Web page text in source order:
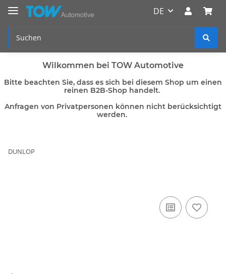
DE
Wilkommen bei TOW Automotive
Bitte beachten Sie, dass es sich bei diesem Shop um einen
reinen B2B-Shop handelt.
Anfragen von Privatpersonen können nicht berücksichtigt
werden.
DUNLOP